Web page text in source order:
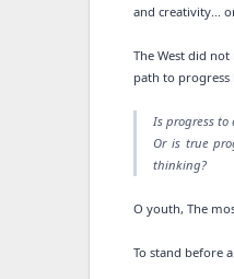
and creativity…
The West did
path to
Is progress to
Or is true
thinking?
O youth, The
To stand before